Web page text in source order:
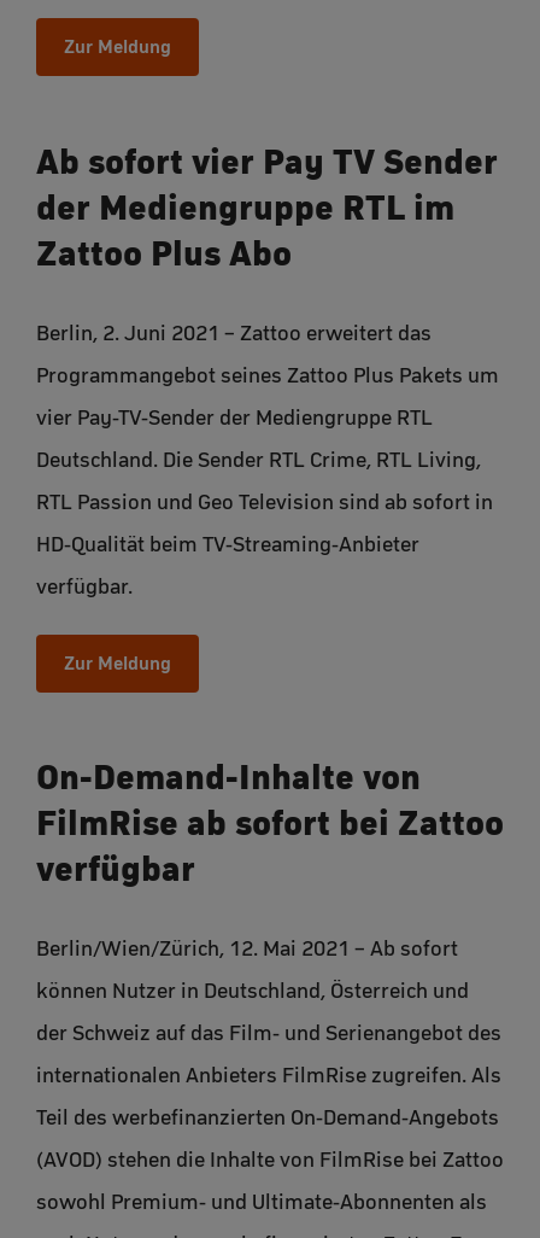
Zur Meldung
Ab sofort vier Pay TV Sender
der Mediengruppe RTL im
Zattoo Plus Abo
Berlin, 2. Juni 2021 – Zattoo erweitert das
Programm­angebot seines Zattoo Plus Pakets um
vier Pay-TV-Sender der Medi­engruppe RTL
Deutsch­land. Die Sender RTL Crime, RTL Living,
RTL Passion und Geo Television sind ab sofort in
HD-Qualität beim TV-Streaming-Anbieter
verfügbar.
Zur Meldung
On-Demand-Inhalte von
FilmRise ab sofort bei Zattoo
verfügbar
Berlin/Wien/Zürich, 12. Mai 2021 – Ab sofort
können Nutzer in Deutschland, Österreich und
der Schweiz auf das Film- und Serienangebot des
internationalen Anbieters FilmRise zugreifen. Als
Teil des werbefinanzierten On-Demand-Angebots
(AVOD) stehen die Inhalte von FilmRise bei Zattoo
sowohl Premium- und Ultimate-Abonnenten als